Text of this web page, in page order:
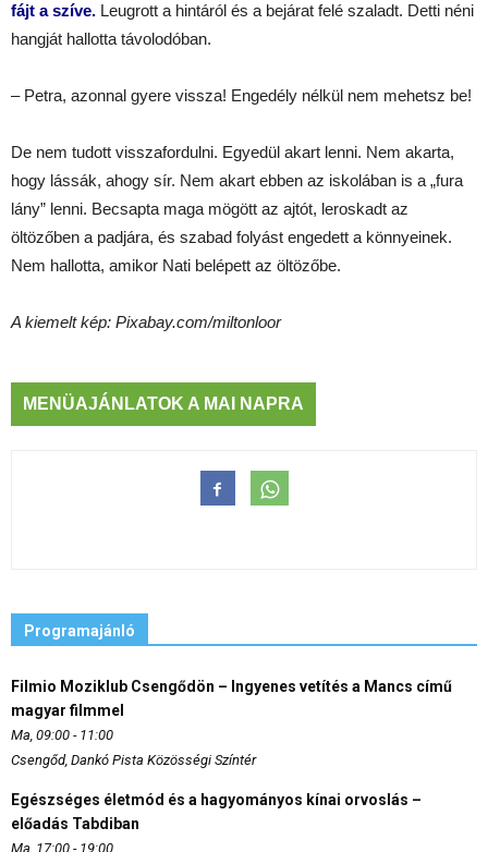
fájt a szíve. Leugrott a hintáról és a bejárat felé szaladt. Detti néni
hangját hallotta távolodóban.
– Petra, azonnal gyere vissza! Engedély nélkül nem mehetsz be!
De nem tudott visszafordulni. Egyedül akart lenni. Nem akarta,
hogy lássák, ahogy sír. Nem akart ebben az iskolában is a „fura
lány” lenni. Becsapta maga mögött az ajtót, leroskadt az
öltözőben a padjára, és szabad folyást engedett a könnyeinek.
Nem hallotta, amikor Nati belépett az öltözőbe.
A kiemelt kép: Pixabay.com/miltonloor
MENÜAJÁNLATOK A MAI NAPRA
Programajánló
Filmio Moziklub Csengődön – Ingyenes vetítés a Mancs című
magyar filmmel
Ma, 09:00 - 11:00
Csengőd, Dankó Pista Közösségi Színtér
Egészséges életmód és a hagyományos kínai orvoslás –
előadás Tabdiban
Ma, 17:00 - 19:00